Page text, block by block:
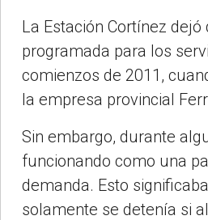
La Estación Cortínez
programada para los
comienzos de 2011,
la empresa provincial
Sin embargo, durante
funcionando como una
demanda. Esto
solamente se detenía si